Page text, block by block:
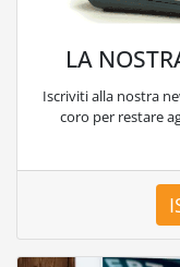
LA
Iscriviti alla nostra
coro per restare